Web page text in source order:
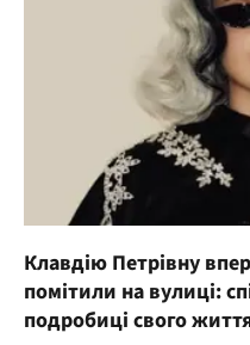
Клавдію Петрівну
помітили на вулиці:
подробиці свого